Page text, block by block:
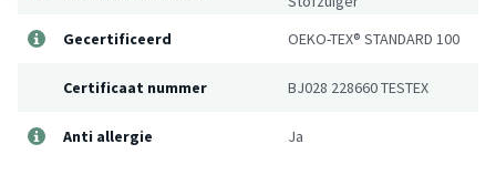
Gecertificeerd
OEKO-TEX® STANDARD 100
Certificaat nummer BJ028 228660 TESTEX
Anti allergie Ja